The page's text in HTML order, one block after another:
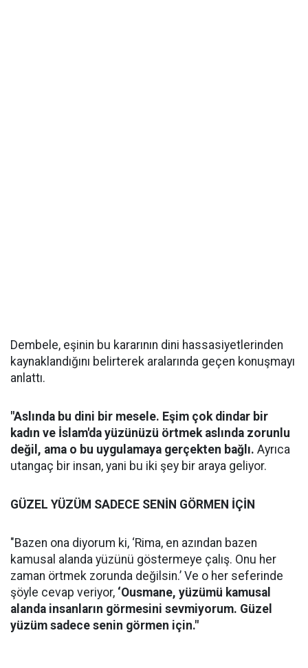
Dembele, eşinin bu kararının dini hassasiyetlerinden
kaynaklandığını belirterek aralarında geçen konuşmayı
anlattı.
"Aslında bu dini bir mesele. Eşim çok dindar bir
kadın ve İslam'da yüzünüzü örtmek aslında zorunlu
değil, ama o bu uygulamaya gerçekten bağlı. Ayrıca
utangaç bir insan, yani bu iki şey bir araya geliyor.
GÜZEL YÜZÜM SADECE SENİN GÖRMEN İÇİN
"Bazen ona diyorum ki, ‘Rima, en azından bazen
kamusal alanda yüzünü göstermeye çalış. Onu her
zaman örtmek zorunda değilsin.’ Ve o her seferinde
şöyle cevap veriyor, ‘Ousmane, yüzümü kamusal
alanda insanların görmesini sevmiyorum. Güzel
yüzüm sadece senin görmen için."